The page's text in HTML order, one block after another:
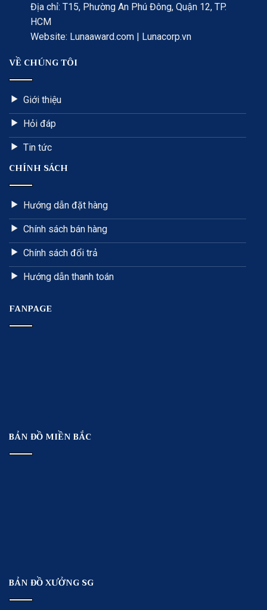
Địa chỉ: T15, Phường An Phú Đông, Quận 12, TP.
HCM
Website: Lunaaward.com | Lunacorp.vn
VỀ CHÚNG TÔI
Giới thiệu
Hỏi đáp
Tin tức
CHÍNH SÁCH
Hướng dẫn đặt hàng
Chính sách bán hàng
Chính sách đổi trả
Hướng dẫn thanh toán
FANPAGE
BẢN ĐỒ MIỀN BẮC
BẢN ĐỒ XƯỞNG SG